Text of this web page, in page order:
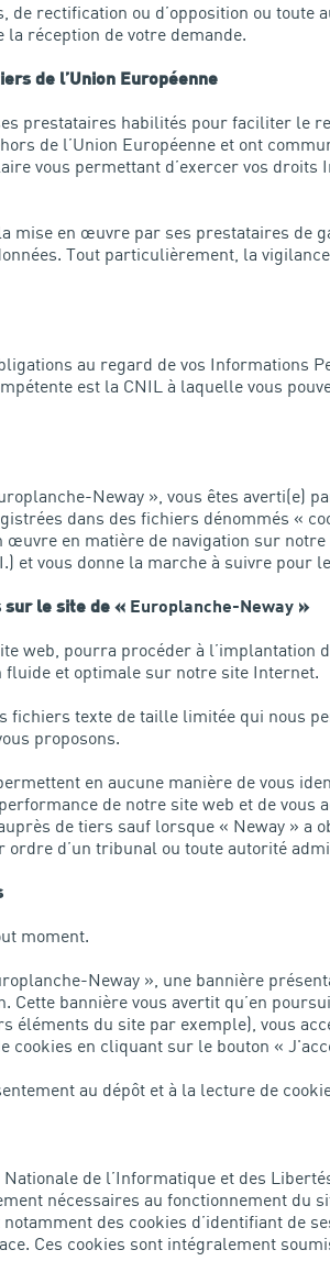
de rectification ou d’opposition ou
réception de votre demande.
de l’Union Européenne
prestataires habilités pour faciliter le
de l’Union Européenne et ont
vous permettant d’exercer vos
mise en œuvre par ses prestataires de
Tout particulièrement, la
au regard de vos Informations
est la CNIL à laquelle vous
Neway », vous êtes averti(e)
dans des fichiers dénommés «
en matière de navigation sur
et vous donne la marche à suivre pour
le site de « Europlanche-Neway »
web, pourra procéder à
et optimale sur notre site Internet.
fichiers texte de taille limitée qui nous
proposons.
en aucune manière de vous
de notre site web et de vous
de tiers sauf lorsque « Neway » a
d’un tribunal ou toute autorité
moment.
Neway », une bannière
bannière vous avertit qu’en
éléments du site par exemple), vous
cookies en cliquant sur le bouton «
au dépôt et à la lecture de
de l’Informatique et des
nécessaires au fonctionnement du
des cookies d’identifiant de
Ces cookies sont intégralement